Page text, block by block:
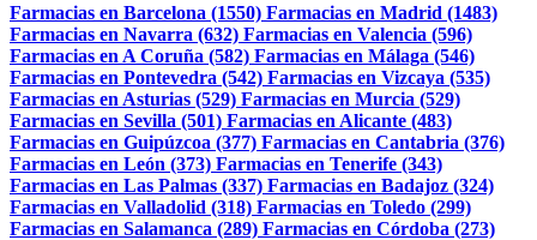
Farmacias en Barcelona (1550) Farmacias en Madrid (1483)
Farmacias en Navarra (632) Farmacias en Valencia (596)
Farmacias en A Coruña (582) Farmacias en Málaga (546)
Farmacias en Pontevedra (542) Farmacias en Vizcaya (535)
Farmacias en Asturias (529) Farmacias en Murcia (529)
Farmacias en Sevilla (501) Farmacias en Alicante (483)
Farmacias en Guipúzcoa (377) Farmacias en Cantabria (376)
Farmacias en León (373) Farmacias en Tenerife (343)
Farmacias en Las Palmas (337) Farmacias en Badajoz (324)
Farmacias en Valladolid (318) Farmacias en Toledo (299)
Farmacias en Salamanca (289) Farmacias en Córdoba (273)